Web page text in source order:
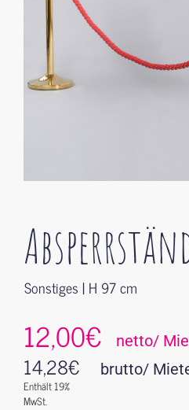
Sonstiges | H 97 cm
12,00€ netto/
14,28€
Enthält 19%
MwSt.
brutto/